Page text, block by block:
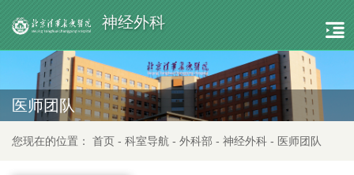
神经外科
医师团队
您现在的位置： 首页 - 科室导航 - 外科部 - 神经外科 - 医师团队